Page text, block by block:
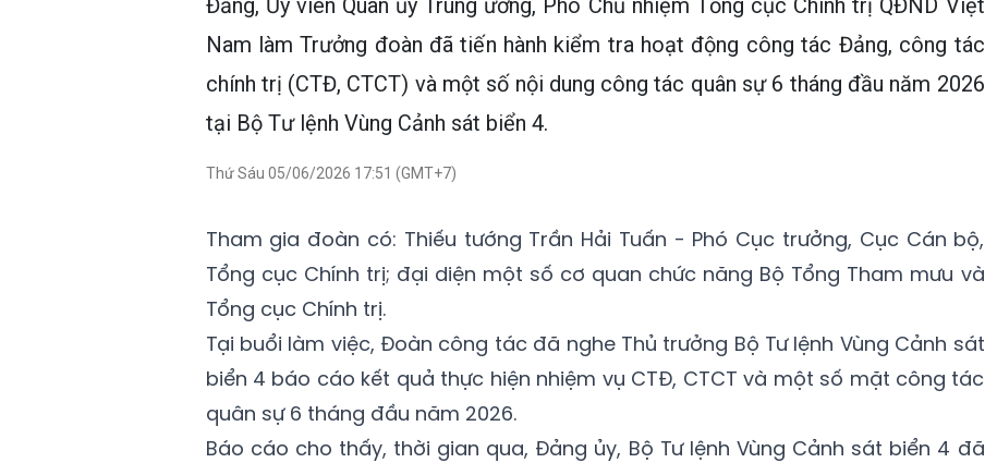
Nam làm Trưởng đoàn đã tiến hành kiểm tra hoạt động công tác Đảng, công tác
chính trị (CTĐ, CTCT) và một số nội dung công tác quân sự 6 tháng đầu năm 2026
tại Bộ Tư lệnh Vùng Cảnh sát biển 4.
Thứ Sáu 05/06/2026 17:51 (GMT+7)
Tham gia đoàn có: Thiếu tướng Trần Hải Tuấn - Phó Cục trưởng, Cục Cán bộ,
Tổng cục Chính trị; đại diện một số cơ quan chức năng Bộ Tổng Tham mưu và
Tổng cục Chính trị.
Tại buổi làm việc, Đoàn công tác đã nghe Thủ trưởng Bộ Tư lệnh Vùng Cảnh sát
biển 4 báo cáo kết quả thực hiện nhiệm vụ CTĐ, CTCT và một số mặt công tác
quân sự 6 tháng đầu năm 2026.
Báo cáo cho thấy, thời gian qua, Đảng ủy, Bộ Tư lệnh Vùng Cảnh sát biển 4 đã